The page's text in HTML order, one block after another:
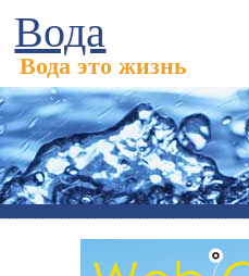
Вода
Вода это жизнь